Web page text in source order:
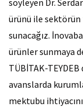
söyleyen Dr.
ürünü ile
sunacağız.
ürünler sunmaya
TÜBİTAK-
avanslarda
mektubu